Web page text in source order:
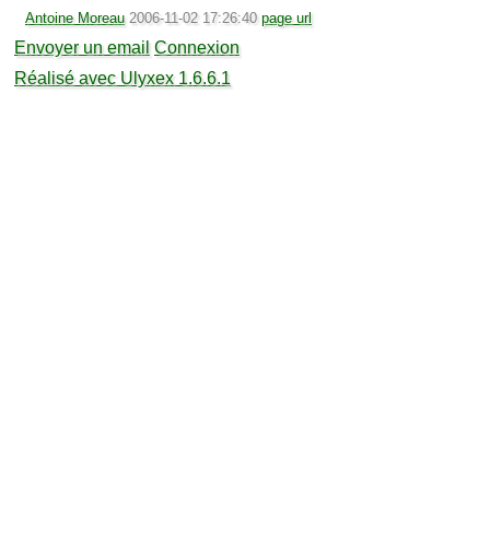
Antoine Moreau 2006-11-02 17:26:40 page url
Envoyer un email Connexion
Réalisé avec Ulyxex 1.6.6.1